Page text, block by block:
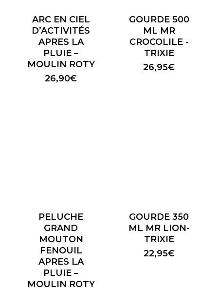
ARC EN CIEL
D’ACTIVITÉS
APRES LA
PLUIE –
MOULIN ROTY
26,90€
GOURDE 500
ML MR
CROCOLILE -
TRIXIE
26,95€
PELUCHE
GRAND
MOUTON
FENOUIL
APRES LA
PLUIE –
MOULIN ROTY
GOURDE 350
ML MR LION-
TRIXIE
22,95€